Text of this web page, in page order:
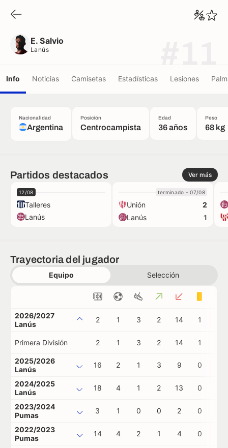
E. Salvio
Lanús
Info Noticias Camisetas Estadísticas Lesiones
Nacionalidad
Argentina
Posición
Centrocampista
Edad
36 años
Peso
68 kg
Partidos destacados Ver más
12/08
Talleres
Lanús
terminado - 07/08
Unión
2
Lanús
1
Trayectoria del jugador
Equipo Selección
2026/2027
Lanús
2 1 3 2 14 1
Primera División 2 1 3 2 14 1
2025/2026
Lanús
16 2 1 3 9 0
2024/2025
Lanús
18 4 1 2 13 0
2023/2024
Pumas
3 1 0 0 2 0
2022/2023
Pumas
14 4 2 1 4 0